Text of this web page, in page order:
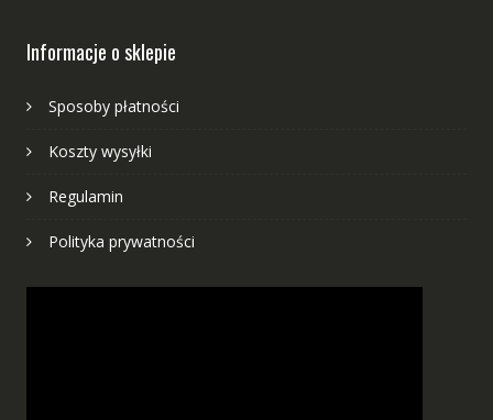
Informacje o sklepie
Sposoby płatności
Koszty wysyłki
Regulamin
Polityka prywatności